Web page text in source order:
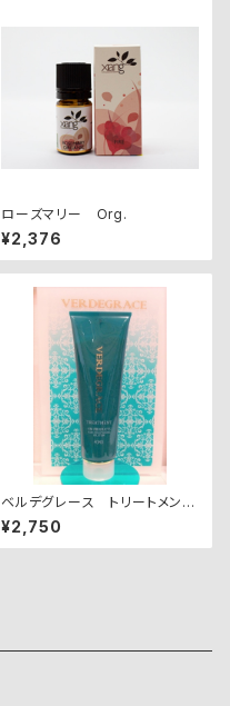
ローズマリー Org.
¥2,376
ベルデグレース トリートメン
ト 200ｍｌ
¥2,750